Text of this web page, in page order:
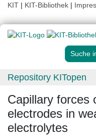
KIT | KIT-Bibliothek |
Suche
Repository KITopen
Capillary forces
electrodes in
electrolytes